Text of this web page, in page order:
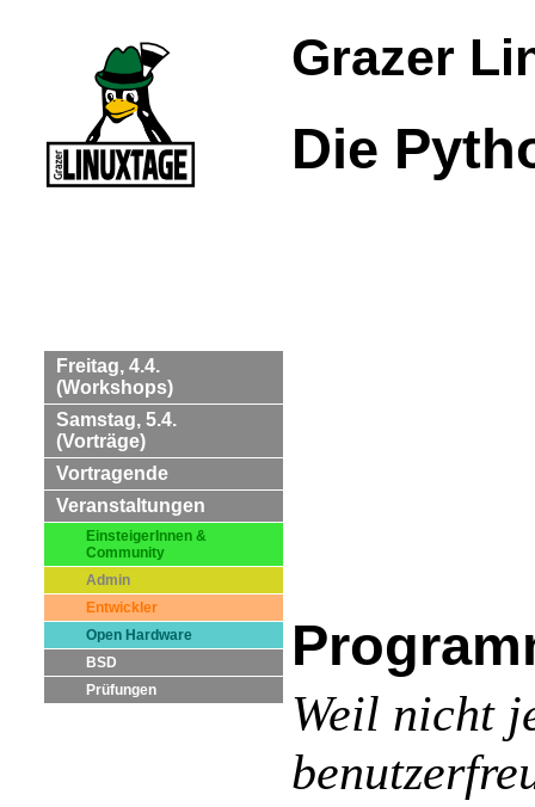
Freitag, 4.4.
(Workshops)
Samstag, 5.4.
(Vorträge)
Vortragende
Veranstaltungen
EinsteigerInnen &
Community
Admin
Entwickler
Open Hardware
BSD
Prüfungen
Grazer
Die
Weil nicht